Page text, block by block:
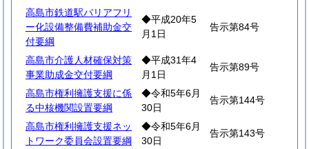
高島市鉄道駅バリアフリ
ー化設備整備費補助金交
付要綱
◆平成20年5
月1日
告示第84号
高島市介護人材確保対策
事業助成金交付要綱
◆平成31年4
月1日
告示第89号
高島市権利擁護支援に係
る中核機関設置要綱
◆令和5年6月
30日
告示第144号
高島市権利擁護支援ネッ
トワーク委員会設置要綱
◆令和5年6月
30日
告示第143号